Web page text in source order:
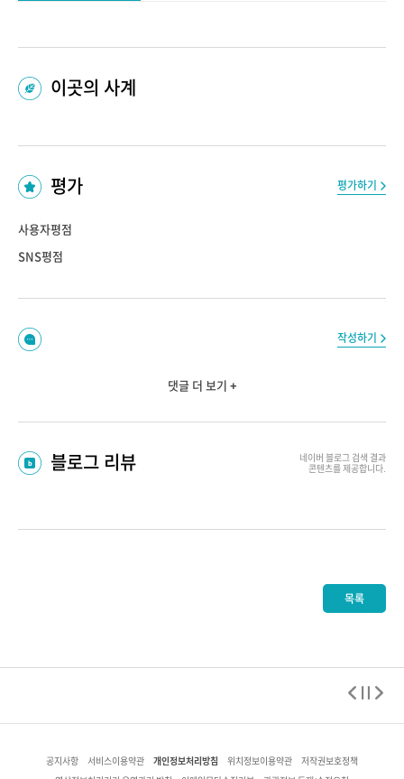
이곳의 사계
평가 평가하기
사용자평점
SNS평점
작성하기
댓글 더 보기 +
블로그 리뷰 네이버 블로그 검색 결과
콘텐츠를 제공합니다.
목록
공지사항 서비스이용약관 개인정보처리방침 위치정보이용약관 저작권보호정책